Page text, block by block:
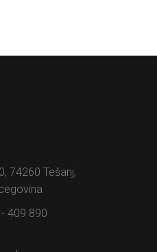
74260 Tešanj,
409 890